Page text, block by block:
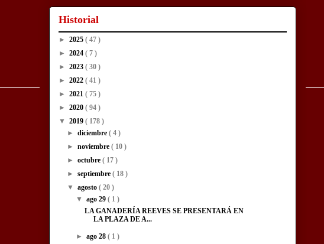
Historial
► 2025 ( 47 )
► 2024 ( 7 )
► 2023 ( 30 )
► 2022 ( 41 )
► 2021 ( 75 )
► 2020 ( 94 )
▼ 2019 ( 178 )
►diciembre( 4 )
►noviembre( 10 )
►octubre( 17 )
►septiembre( 18 )
▼agosto( 20 )
▼ ago 29 ( 1 )
LA GANADERÍA REEVES SE PRESENTARÁ EN
LA PLAZA DE A...
► ago 28 ( 1 )